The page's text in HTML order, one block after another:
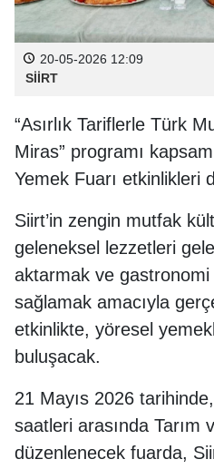
20-05-2026 12:09
SİİRT
“Asırlık Tariflerle Türk
Miras” programı
Yemek Fuarı etkinlikleri
Siirt’in zengin mutfak
geleneksel lezzetleri
aktarmak ve gastronomi
sağlamak amacıyla
etkinlikte, yöresel
buluşacak.
21 Mayıs 2026
saatleri arasında Tarım
düzenlenecek fuarda,